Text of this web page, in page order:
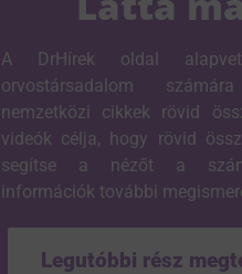
A DrHírek oldal
orvostársadalom
nemzetközi cikkek rövid
videók célja, hogy rövid
segítse a nézőt a
információk további
Legutóbbi rész